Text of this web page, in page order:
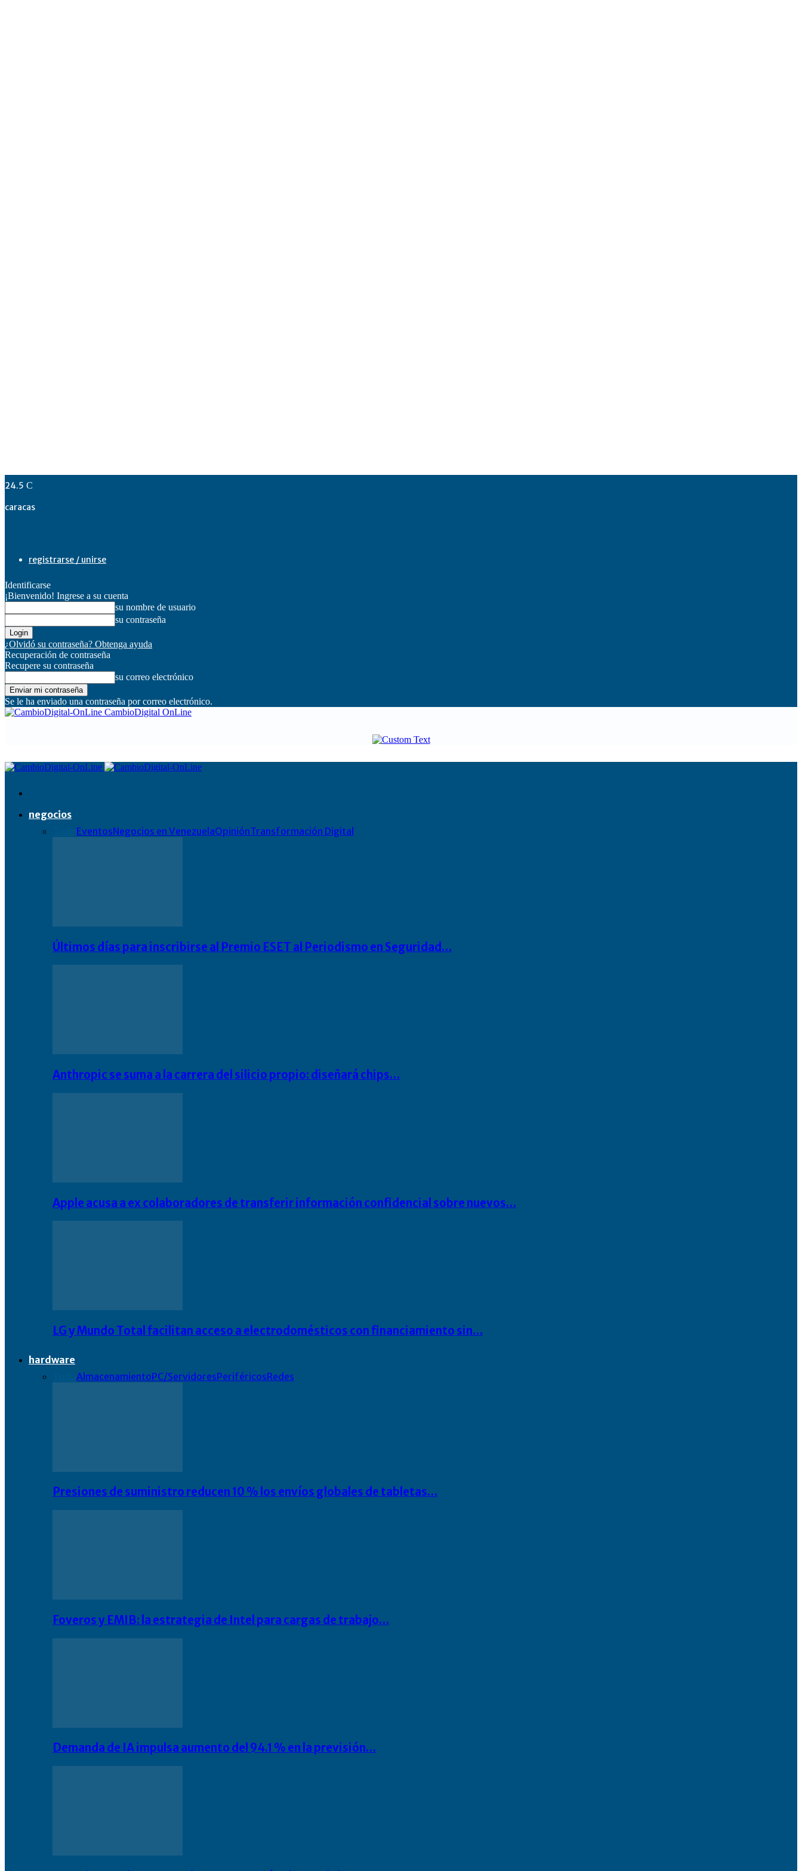
24.5 C
caracas
registrarse / unirse
Identificarse
¡Bienvenido! Ingrese a su cuenta
su nombre de usuario
su contraseña
¿Olvidó su contraseña? Obtenga ayuda
Recuperación de contraseña
Recupere su contraseña
su correo electrónico
Se le ha enviado una contraseña por correo electrónico.
CambioDigital OnLine
negocios
EventosNegocios en VenezuelaOpiniónTransformación Digital
Últimos días para inscribirse al Premio ESET al Periodismo en Seguridad…
Anthropic se suma a la carrera del silicio propio: diseñará chips…
Apple acusa a ex colaboradores de transferir información confidencial sobre nuevos…
LG y Mundo Total facilitan acceso a electrodomésticos con financiamiento sin…
hardware
AlmacenamientoPC/ServidoresPeriféricosRedes
Presiones de suministro reducen 10 % los envíos globales de tabletas…
Foveros y EMIB: la estrategia de Intel para cargas de trabajo…
Demanda de IA impulsa aumento del 94.1 % en la previsión…